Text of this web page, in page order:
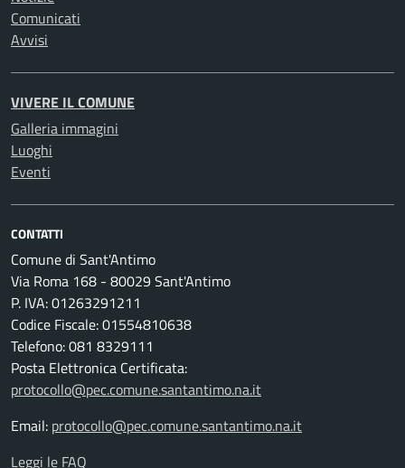
Comunicati
Avvisi
VIVERE IL COMUNE
Galleria immagini
Luoghi
Eventi
CONTATTI
Comune di Sant'Antimo
Via Roma 168 - 80029 Sant'Antimo
P. IVA: 01263291211
Codice Fiscale: 01554810638
Telefono: 081 8329111
Posta Elettronica Certificata:
protocollo@pec.comune.santantimo.na.it
Email: protocollo@pec.comune.santantimo.na.it
Leggi le FAQ